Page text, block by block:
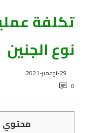
تكلفة
نوع الجنين
29-نوفمبر-2021
0
محتوي